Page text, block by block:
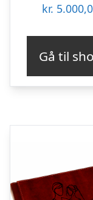
kr.
Gå til